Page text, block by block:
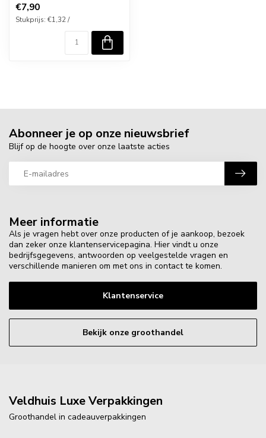
€7,90
Stukprijs: €1,32 /
Meer informatie
Als je vragen hebt over onze producten of je aankoop, bezoek
dan zeker onze klantenservicepagina. Hier vindt u onze
bedrijfsgegevens, antwoorden op veelgestelde vragen en
verschillende manieren om met ons in contact te komen.
Klantenservice
Bekijk onze groothandel
Abonneer je op onze nieuwsbrief
Blijf op de hoogte over onze laatste acties
Veldhuis Luxe Verpakkingen
Groothandel in cadeauverpakkingen